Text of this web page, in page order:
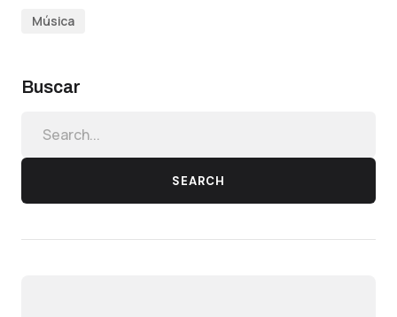
Música
Buscar
SEARCH